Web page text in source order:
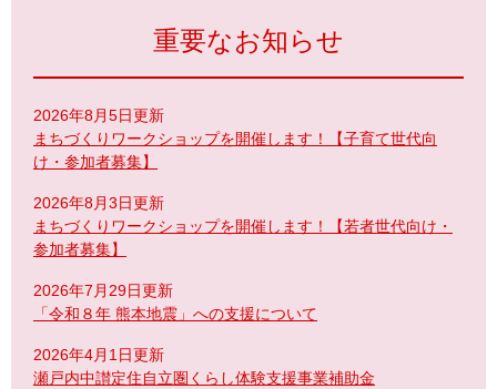
重要なお知らせ
2026年8月5日更新
まちづくりワークショップを開催します！【子育て世代向
け・参加者募集】
2026年8月3日更新
まちづくりワークショップを開催します！【若者世代向け・
参加者募集】
2026年7月29日更新
「令和８年 熊本地震」への支援について
2026年4月1日更新
瀬戸内中讃定住自立圏くらし体験支援事業補助金